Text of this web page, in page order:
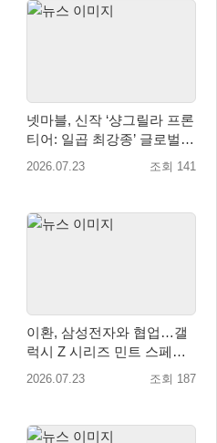
넷마블, 신작 ‘샹그릴라 프론
티어: 일곱 최강종’ 글로벌
티저 사이트 오픈
2026.07.23 조회 141
이환, 삼성전자와 협업…갤
럭시 Z 시리즈 민트 스페셜
테마 제공
2026.07.23 조회 187